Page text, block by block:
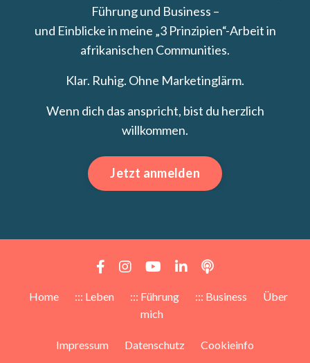
Führung und Business –
und Einblicke in meine „3 Prinzipien“-Arbeit in
afrikanischen Communities.
Klar. Ruhig. Ohne Marketinglärm.
Wenn dich das anspricht, bist du herzlich
willkommen.
Jetzt anmelden
Home ::: Leben ::: Führung ::: Business
Über
mich
Impressum Datenschutz Cookieinfo